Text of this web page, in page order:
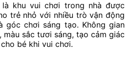
là khu vui chơi trong nhà được
trẻ nhỏ với nhiều trò vận động
góc chơi sáng tạo. Không gian
sắc tươi sáng, tạo cảm giác
bé khi vui chơi.